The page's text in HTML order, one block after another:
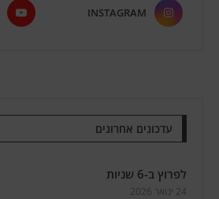
INSTAGRAM
עדכונים אחרונים
לפרוץ ב-6 שניות
24 ינואר 2026